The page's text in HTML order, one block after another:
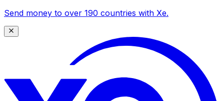
Send money to over 190 countries with Xe.